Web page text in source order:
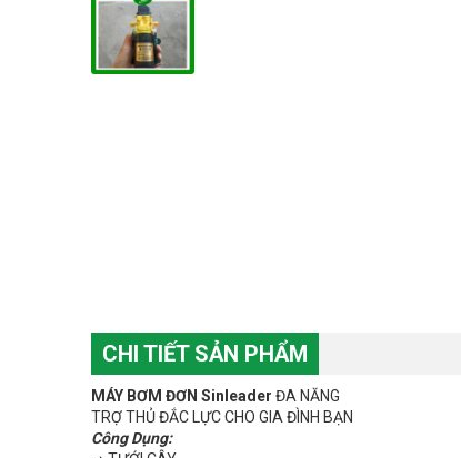
CHI TIẾT SẢN PHẨM
MÁY BƠM ĐƠN Sinleader ĐA NĂNG
TRỢ THỦ ĐẮC LỰC CHO GIA ĐÌNH BẠN
Công Dụng: